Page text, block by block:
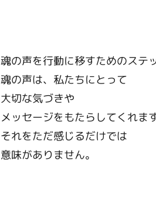
魂の声を行動に移すためのステ
魂の声は、私たちにとって
大切な気づきや
メッセージをもたらしてくれます
それをただ感じるだけでは
意味がありません。